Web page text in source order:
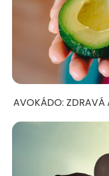
AVOKÁDO: ZDRAVÁ